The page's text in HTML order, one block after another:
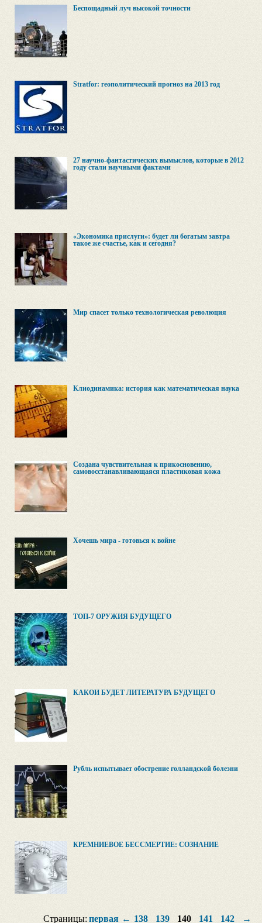
Беспощадный луч высокой точности
Stratfor: геополитический прогноз на 2013 год
27 научно-фантастических вымыслов, которые в 2012
году стали научными фактами
«Экономика прислуги»: будет ли богатым завтра
такое же счастье, как и сегодня?
Мир спасет только технологическая революция
Клиодинамика: история как математическая наука
Создана чувствительная к прикосновению,
самовосстанавливающаяся пластиковая кожа
Хочешь мира - готовься к войне
ТОП-7 ОРУЖИЯ БУДУЩЕГО
КАКОЙ БУДЕТ ЛИТЕРАТУРА БУДУЩЕГО
Рубль испытывает обострение голландской болезни
КРЕМНИЕВОЕ БЕССМЕРТИЕ: СОЗНАНИЕ
Страницы: первая ← 138 139 140 141 142 →